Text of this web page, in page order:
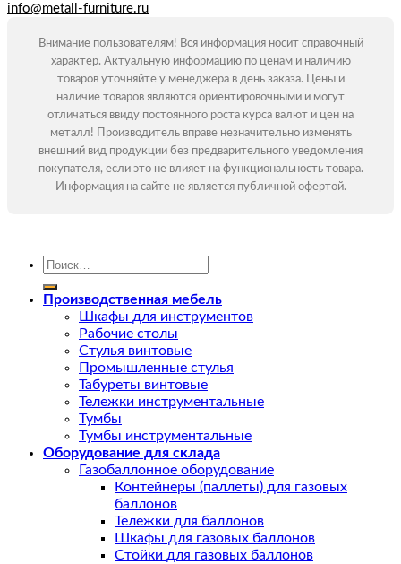
info@metall-furniture.ru
Внимание пользователям! Вся информация носит справочный
характер. Актуальную информацию по ценам и наличию
товаров уточняйте у менеджера в день заказа. Цены и
наличие товаров являются ориентировочными и могут
отличаться ввиду постоянного роста курса валют и цен на
металл! Производитель вправе незначительно изменять
внешний вид продукции без предварительного уведомления
покупателя, если это не влияет на функциональность товара.
Информация на сайте не является публичной офертой.
Искать:
Производственная мебель
Шкафы для инструментов
Рабочие столы
Стулья винтовые
Промышленные стулья
Табуреты винтовые
Тележки инструментальные
Тумбы
Тумбы инструментальные
Оборудование для склада
Газобаллонное оборудование
Контейнеры (паллеты) для газовых
баллонов
Тележки для баллонов
Шкафы для газовых баллонов
Стойки для газовых баллонов